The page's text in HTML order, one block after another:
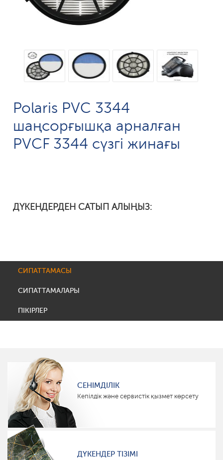
Polaris PVC 3344
шаңсорғышқа арналған
PVCF 3344 сүзгі жинағы
ДҮКЕНДЕРДЕН САТЫП АЛЫҢЫЗ:
СИПАТТАМАСЫ
СИПАТТАМАЛАРЫ
ПІКІРЛЕР
СЕНІМДІЛІК
Кепілдік және сервистік қызмет көрсету
ДҮКЕНДЕР ТІЗІМІ